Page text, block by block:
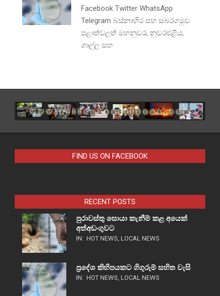
Facebook Twitter WhatsApp
Telegram බස්නාහිර සහ සබරගමුව
පළාත්වලත් මහනුවර, නුවරඑළිය,
ගාල්ල සහ
FIND US ON FACEBOOK
RECENT POSTS
පුරාවස්තු සොයා කැනීම් කළ අයෙක්
අත්අඩංගුවට
IN: HOT NEWS, LOCAL NEWS
ප්‍රදේශ කිහිපයකට ගිගුරුම් සහිත වැසි
IN: HOT NEWS, LOCAL NEWS